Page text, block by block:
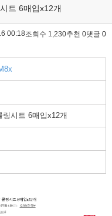
트 6매입x12개
00:18조회수 1,230추천 0댓글 0
시트 6매입x12개